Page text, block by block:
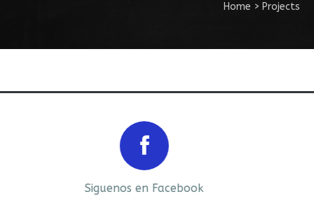
Home > Projects
Siguenos en Facebook